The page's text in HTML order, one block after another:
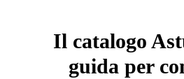
Il catalogo
guida per